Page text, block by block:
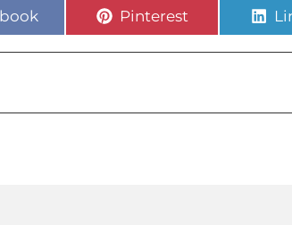
Pinterest